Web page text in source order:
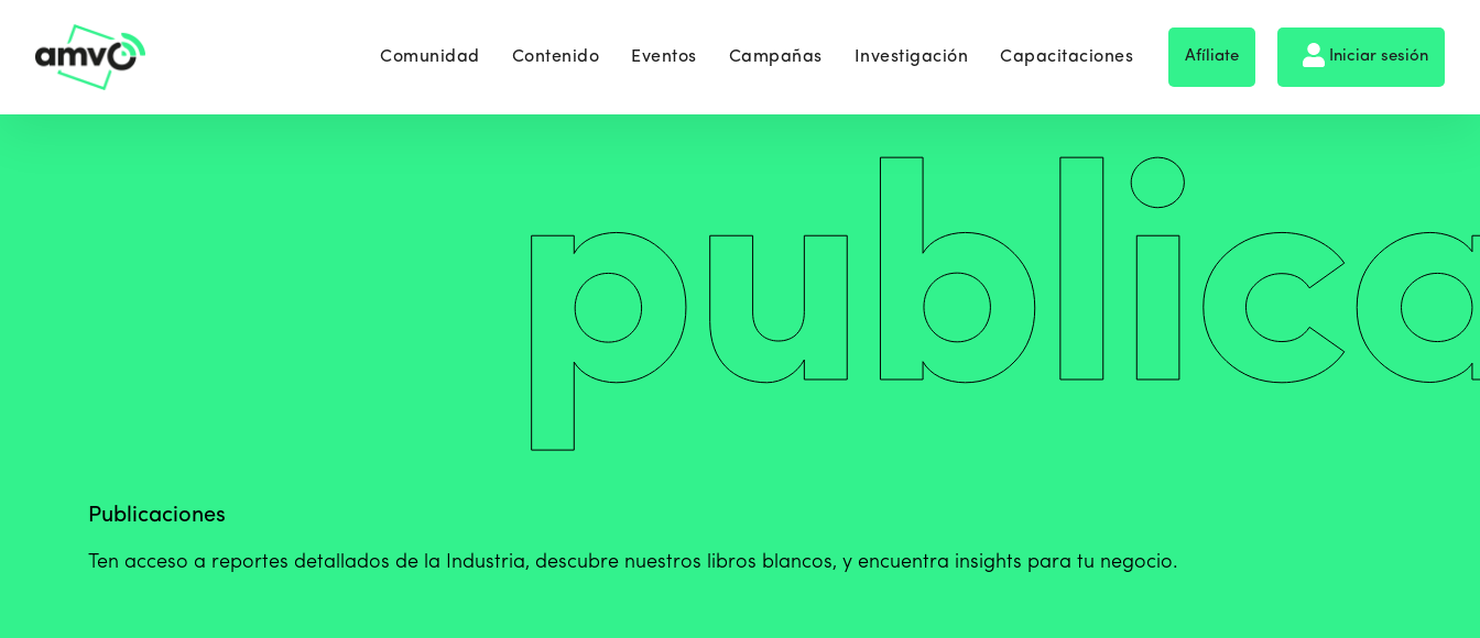
Comunidad Contenido Eventos Campañas Investigación Capacitaciones Afíliate Iniciar sesión
Publicaciones
Ten acceso a reportes detallados de la Industria, descubre nuestros libros blancos, y encuentra insights para tu negocio.